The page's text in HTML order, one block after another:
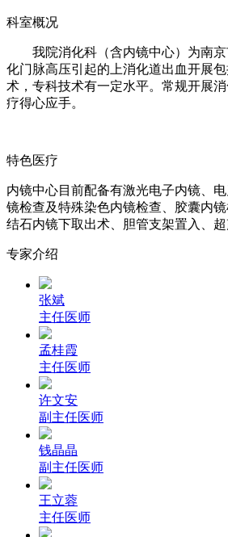
科室概况
我院消化科（含内镜中心）为南
化门脉高压引起的上消化道出血开展
术，专科技术有一定水平。常规开展
疗得心应手。
特色医疗
内镜中心目前配备有激光电子内镜、
镜检查及特殊染色内镜检查、胶囊内
结石内镜下取出术、胆管支架置入、
专家介绍
张斌
主任医师
孟桂霞
主任医师
许文安
副主任医师
钱晶晶
副主任医师
王立蓉
主任医师